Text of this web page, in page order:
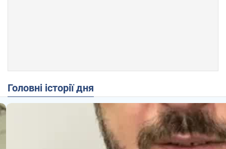
Головні історії дня